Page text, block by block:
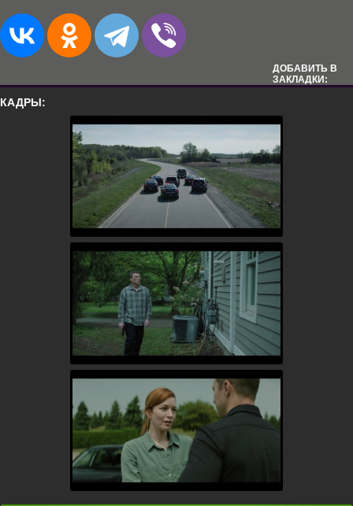
ДОБАВИТЬ В
ЗАКЛАДКИ:
КАДРЫ: